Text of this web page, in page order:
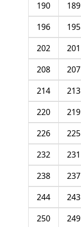
189
190
195
196
201
202
207
208
213
214
219
220
225
226
231
232
237
238
243
244
249
250